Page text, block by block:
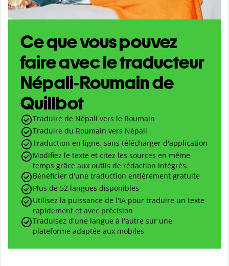
Ce que vous pouvez
faire avec le traducteur
Népali-Roumain de
Quillbot
Traduire de Népali vers le Roumain
Traduire du Roumain vers Népali
Traduction en ligne, sans télécharger d'application
Modifiez le texte et citez les sources en même
temps grâce aux outils de rédaction intégrés.
Bénéficier d'une traduction entièrement gratuite
Plus de 52 langues disponibles
Utilisez la puissance de l'IA pour traduire un texte
rapidement et avec précision
Traduisez d'une langue à l'autre sur une
plateforme adaptée aux mobiles